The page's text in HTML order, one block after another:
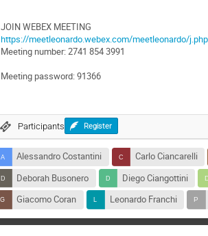
JOIN WEBEX MEETING
https://meetleonardo.webex.com/meetleonardo/
Meeting number: 2741 854 3991
Meeting password: 91366
Participants Register
Alessandro Costantini
Carlo Ciancarelli
Deborah Busonero
Diego Ciangottini
Giacomo Coran
Leonardo Franchi